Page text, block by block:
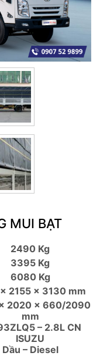
MUI BẠT
2490 Kg
3395 Kg
6080 Kg
2155 x 3130 mm
2020 x 660/2090
mm
– 2.8L CN
ISUZU
Dầu – Diesel